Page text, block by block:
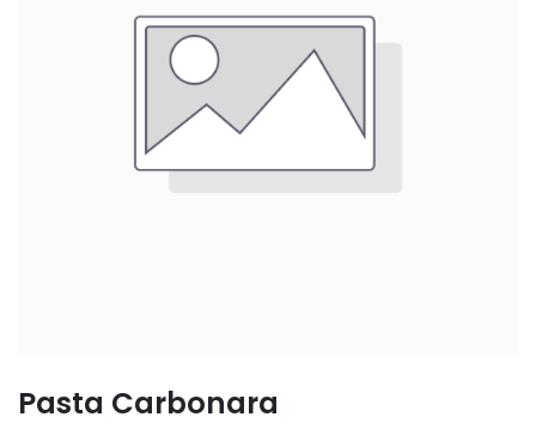
Pasta Carbonara